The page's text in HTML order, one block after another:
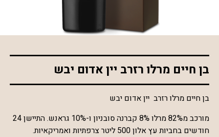
בן חיים מרלו רזרב יין אדום יבש
בן חיים מרלו רזרב יין אדום יבש
מורכב מ82% מרלו 8% קברנה סובניון ו-10% גראנש. התיישן 24
חודשים בחביות עץ אלון 500 ליטר צרפתיות ואמריקאיות.